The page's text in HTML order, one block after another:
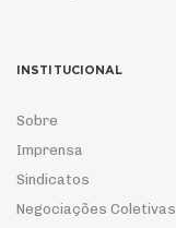
INSTITUCIONAL
Sobre
Imprensa
Sindicatos
Negociações Coletivas